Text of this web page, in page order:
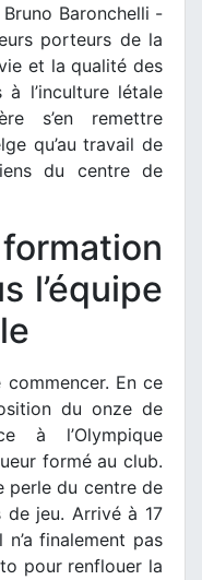
Baronchelli -
porteurs de la
et la qualité des
l’inculture létale
s’en remettre
qu’au travail de
du centre de
l’équipe
En ce
du onze de
à l’Olympique
formé au club.
perle du centre de
jeu. Arrivé à 17
finalement pas
pour renflouer la